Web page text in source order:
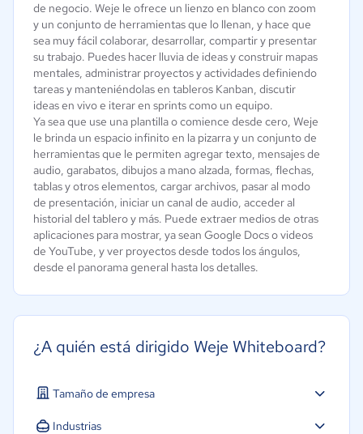
de negocio. Weje le ofrece un lienzo en blanco con zoom
y un conjunto de herramientas que lo llenan, y hace que
sea muy fácil colaborar, desarrollar, compartir y presentar
su trabajo. Puedes hacer lluvia de ideas y construir mapas
mentales, administrar proyectos y actividades definiendo
tareas y manteniéndolas en tableros Kanban, discutir
ideas en vivo e iterar en sprints como un equipo.
Ya sea que use una plantilla o comience desde cero, Weje
le brinda un espacio infinito en la pizarra y un conjunto de
herramientas que le permiten agregar texto, mensajes de
audio, garabatos, dibujos a mano alzada, formas, flechas,
tablas y otros elementos, cargar archivos, pasar al modo
de presentación, iniciar un canal de audio, acceder al
historial del tablero y más. Puede extraer medios de otras
aplicaciones para mostrar, ya sean Google Docs o videos
de YouTube, y ver proyectos desde todos los ángulos,
desde el panorama general hasta los detalles.
¿A quién está dirigido Weje Whiteboard?
Tamaño de empresa
Industrias